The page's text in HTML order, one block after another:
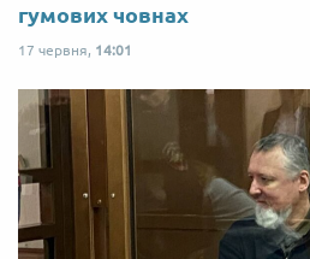
гумових човнах
17 червня, 14:01